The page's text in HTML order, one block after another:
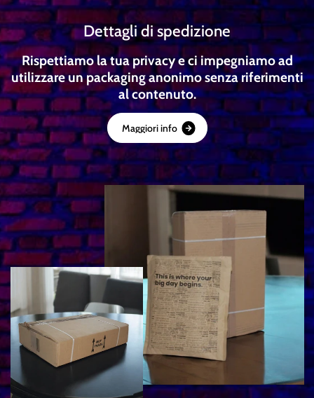
Dettagli di spedizione
Rispettiamo la tua privacy e ci impegniamo ad
utilizzare un packaging anonimo senza riferimenti
al contenuto.
Maggioriinfo